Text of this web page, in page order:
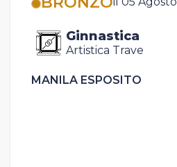
Ginnastica
Artistica Trave
MANILA ESPOSITO